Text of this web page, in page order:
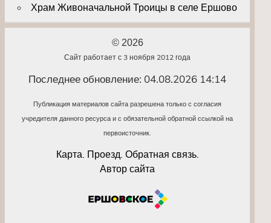
Храм Живоначальной Троицы в селе Ершово
© 2026
Сайт работает с 3 ноября 2012 года
Последнее обновление: 04.08.2026 14:14
Публикация материалов сайта разрешена только с согласия
учредителя данного ресурса и с обязательной обратной ссылкой на
первоисточник.
Карта. Проезд. Обратная связь.
Автор сайта